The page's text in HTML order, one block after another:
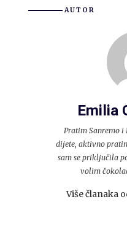
AUTOR
Emilia
Pratim Sanremo i
dijete, aktivno
sam se priključila
volim
Više članaka